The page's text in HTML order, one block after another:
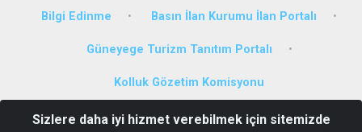
Bilgi Edinme Basın İlan Kurumu İlan Portalı
Güneyege Turizm Tanıtım Portalı
Kolluk Gözetim Komisyonu
Bahçelievler Mahallesi 224. Sokak No:4 Ortaca/MUĞLA
Sizlere daha iyi hizmet verebilmek için sitemizde